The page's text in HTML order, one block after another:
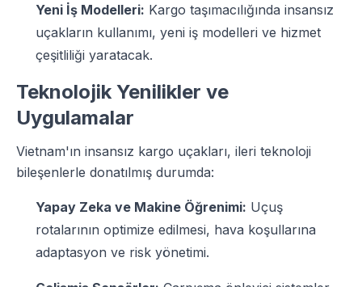
Yeni İş Modelleri: Kargo taşımacılığında insansız
uçakların kullanımı, yeni iş modelleri ve hizmet
çeşitliliği yaratacak.
Teknolojik Yenilikler ve
Uygulamalar
Vietnam'ın insansız kargo uçakları, ileri teknoloji
bileşenlerle donatılmış durumda:
Yapay Zeka ve Makine Öğrenimi: Uçuş
rotalarının optimize edilmesi, hava koşullarına
adaptasyon ve risk yönetimi.